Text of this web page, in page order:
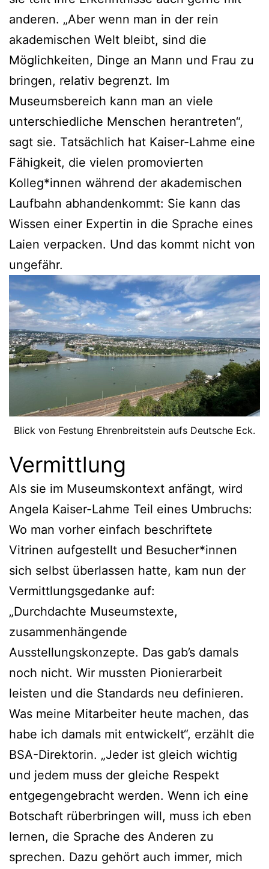
anderen. „Aber wenn man in der rein
akademischen Welt bleibt, sind die
Möglichkeiten, Dinge an Mann und Frau zu
bringen, relativ begrenzt. Im
Museumsbereich kann man an viele
unterschiedliche Menschen herantreten“,
sagt sie. Tatsächlich hat Kaiser-Lahme eine
Fähigkeit, die vielen promovierten
Kolleg*innen während der akademischen
Laufbahn abhandenkommt: Sie kann das
Wissen einer Expertin in die Sprache eines
Laien verpacken. Und das kommt nicht von
ungefähr.
Blick von Festung Ehrenbreitstein aufs Deutsche Eck.
Vermittlung
Als sie im Museumskontext anfängt, wird
Angela Kaiser-Lahme Teil eines Umbruchs:
Wo man vorher einfach beschriftete
Vitrinen aufgestellt und Besucher*innen
sich selbst überlassen hatte, kam nun der
Vermittlungsgedanke auf:
„Durchdachte Museumstexte,
zusammenhängende
Ausstellungskonzepte. Das gab’s damals
noch nicht. Wir mussten Pionierarbeit
leisten und die Standards neu definieren.
Was meine Mitarbeiter heute machen, das
habe ich damals mit entwickelt“, erzählt die
BSA-Direktorin. „Jeder ist gleich wichtig
und jedem muss der gleiche Respekt
entgegengebracht werden. Wenn ich eine
Botschaft rüberbringen will, muss ich eben
lernen, die Sprache des Anderen zu
sprechen. Dazu gehört auch immer, mich